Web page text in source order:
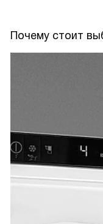
Почему стоит